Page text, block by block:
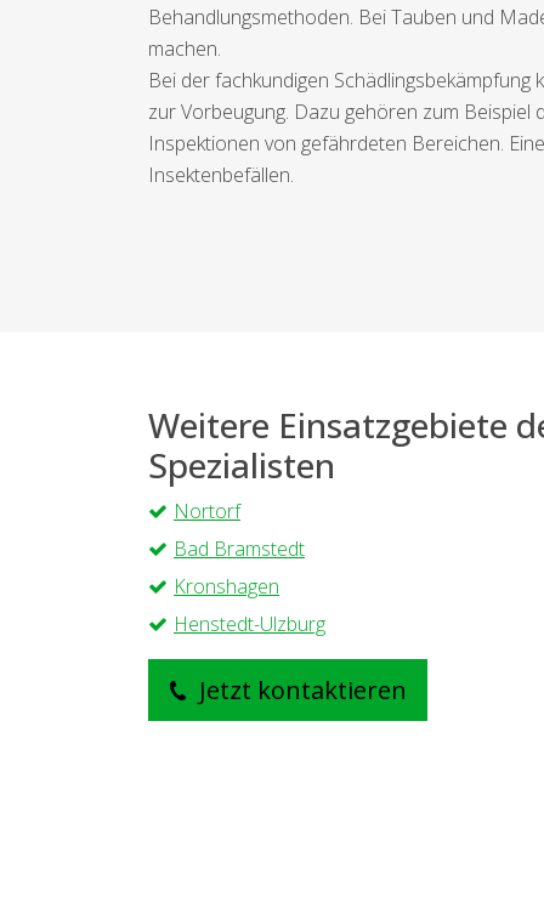
Behandlungsmethoden. Bei Tauben und
machen.
Bei der fachkundigen
zur Vorbeugung. Dazu gehören zum
Inspektionen von gefährdeten Bereichen.
Insektenbefällen.
Weitere Einsatzgebiete
Spezialisten
Nortorf
Bad Bramstedt
Kronshagen
Henstedt-Ulzburg
Jetzt kontaktieren